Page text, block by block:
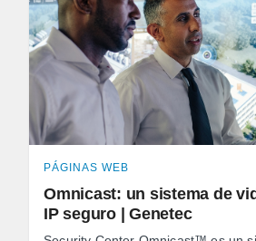
PÁGINAS WEB
Omnicast: un sistema de
IP seguro | Genetec